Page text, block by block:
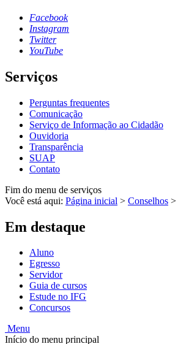
Facebook
Instagram
Twitter
YouTube
Serviços
Perguntas frequentes
Comunicação
Serviço de Informação ao Cidadão
Ouvidoria
Transparência
SUAP
Contato
Fim do menu de serviços
Você está aqui: Página inicial > Conselhos >
Em destaque
Aluno
Egresso
Servidor
Guia de cursos
Estude no IFG
Concursos
Menu
Início do menu principal